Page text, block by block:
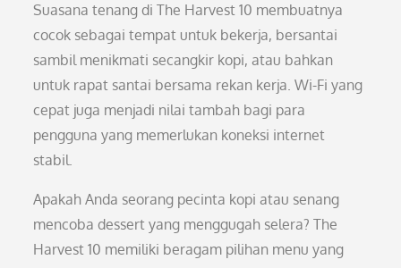
Suasana tenang di The Harvest 10 membuatnya
cocok sebagai tempat untuk bekerja, bersantai
sambil menikmati secangkir kopi, atau bahkan
untuk rapat santai bersama rekan kerja. Wi-Fi yang
cepat juga menjadi nilai tambah bagi para
pengguna yang memerlukan koneksi internet
stabil.
Apakah Anda seorang pecinta kopi atau senang
mencoba dessert yang menggugah selera? The
Harvest 10 memiliki beragam pilihan menu yang